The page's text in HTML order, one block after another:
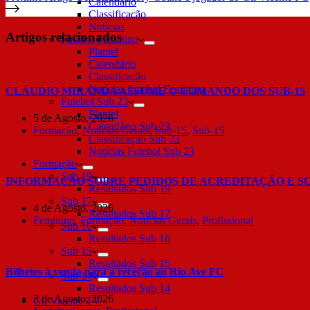
Classificação
Notícias
Futebol Feminino
Plantel
Calendário
Classificação
Notícias Futebol Feminino
Futebol Sub 23
Plantel
Calendário Sub 23
Classificação Sub 23
Notícias Futebol Sub 23
Formação
Sub 19
Resultados Sub 19
Sub 17
Resultados Sub 17
Sub 16
Resultados Sub 16
Sub 15
Resultados Sub 15
Sub 14
Resultados Sub 14
Gil Vicente TV
Artigos relacionados
CLÁUDIO MIRANDA ASSUME O COMANDO DOS SUB-15
5 de Agosto, 2026
Formação,Notícias Gerais,Sub-15, Sub-15
INFORMAÇÃO SOBRE PEDIDOS DE ACREDITAÇÃO E
4 de Agosto, 2026
Feminino, Formação,Notícias Gerais, Profissional
Bilhetes à venda para a receção ao Rio Ave FC
3 de Agosto, 2026